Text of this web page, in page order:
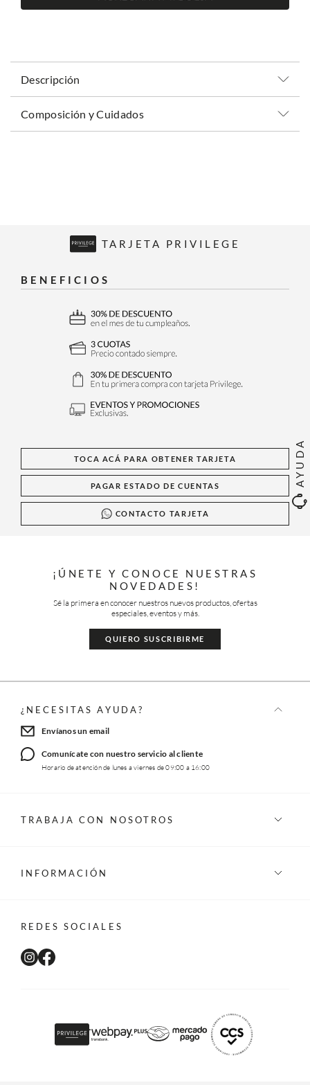
AYUDA
Descripción
Composición y Cuidados
TARJETA PRIVILEGE
BENEFICIOS
TOCA ACÁ PARA OBTENER TARJETA
PAGAR ESTADO DE CUENTAS
CONTACTO TARJETA
¡ÚNETE Y CONOCE NUESTRAS
NOVEDADES!
Sé la primera en conocer nuestros nuevos productos, ofertas
especiales, eventos y más.
QUIERO SUSCRIBIRME
¿NECESITAS AYUDA?
Envíanos un email
Comunícate con nuestro servicio al cliente
Horario de atención de lunes a viernes de 09:00 a 16:00
TRABAJA CON NOSOTROS
INFORMACIÓN
REDES SOCIALES